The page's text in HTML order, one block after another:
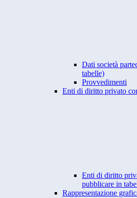
Dati società
tabelle)
Provvedimenti
Enti di diritto privato
Enti di diritto
pubblicare in
Rappresentazione